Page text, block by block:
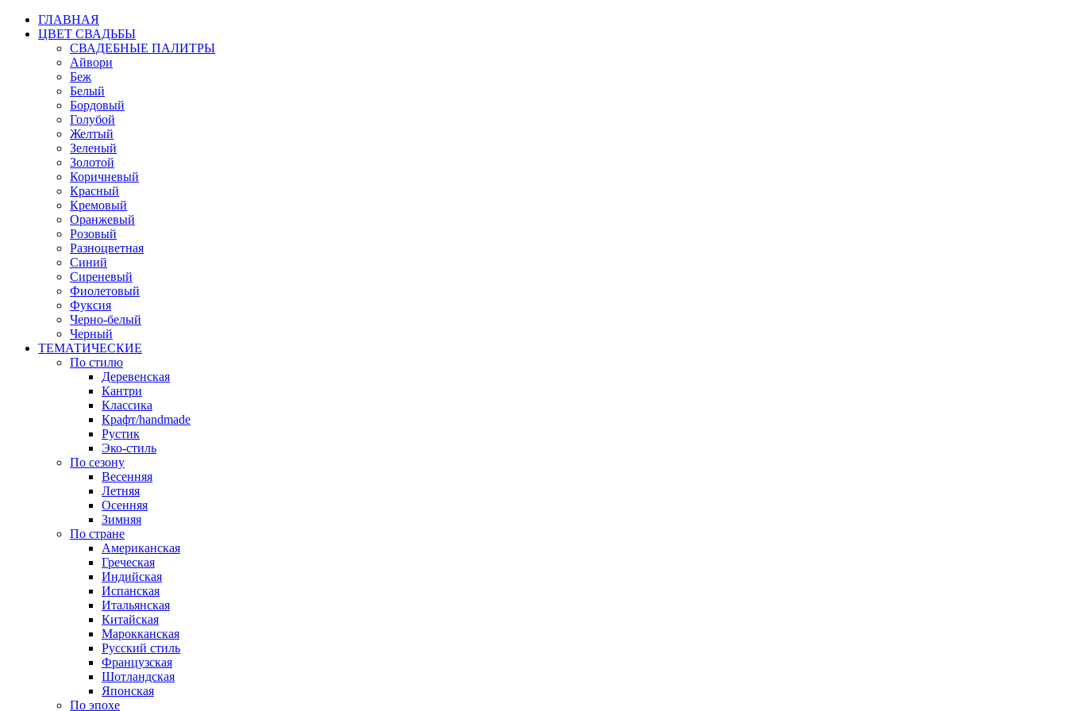
ГЛАВНАЯ
ЦВЕТ СВАДЬБЫ
СВАДЕБНЫЕ ПАЛИТРЫ
Айвори
Беж
Белый
Бордовый
Голубой
Желтый
Зеленый
Золотой
Коричневый
Красный
Кремовый
Оранжевый
Розовый
Разноцветная
Синий
Сиреневый
Фиолетовый
Фуксия
Черно-белый
Черный
ТЕМАТИЧЕСКИЕ
По стилю
Деревенская
Кантри
Классика
Крафт/handmade
Рустик
Эко-стиль
По сезону
Весенняя
Летняя
Осенняя
Зимняя
По стране
Американская
Греческая
Индийская
Испанская
Итальянская
Китайская
Марокканская
Русский стиль
Французская
Шотландская
Японская
По эпохе